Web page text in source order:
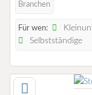
Branchen
Für wen:
Selbstständige